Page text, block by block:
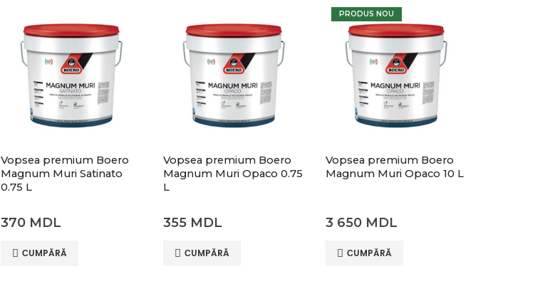
Vopsea premium Boero
Magnum Muri Satinato
0.75 L
370 MDL
СUMPĂRĂ
Vopsea premium Boero
Magnum Muri Opaco 0.75
L
355 MDL
СUMPĂRĂ
PRODUS NOU
Vopsea premium Boero
Magnum Muri Opaco 10 L
3 650 MDL
СUMPĂRĂ